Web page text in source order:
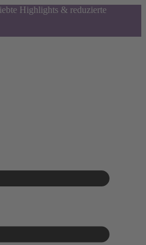
Highlights & reduzierte